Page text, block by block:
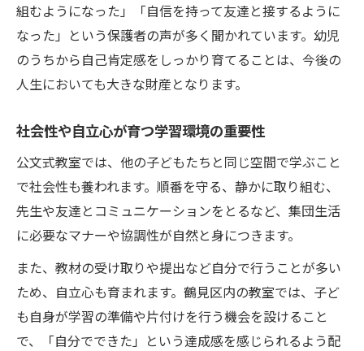
組むようになった」「自信を持って友達と接するように
なった」という保護者の声が多く聞かれています。幼児
のうちから自己肯定感をしっかり育てることは、今後の
人生においても大きな財産となります。
社会性や自立心が育つ学習環境の重要性
公文式教室では、他の子どもたちと同じ空間で学ぶこと
で社会性も養われます。順番を守る、静かに取り組む、
先生や友達とコミュニケーションをとるなど、集団生活
に必要なマナーや協調性が自然と身につきます。
また、教材の受け取りや提出など自分で行うことが多い
ため、自立心も育まれます。鶴見区内の教室では、子ど
も自身が学習の準備や片付けを行う機会を設けること
で、「自分でできた」という達成感を感じられるよう配